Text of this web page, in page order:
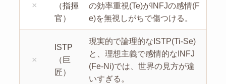
×
（指揮
官）
の効率重視(Te)がINFJの感情(F
e)を無視しがちで傷つける。
×
ISTP
（巨
匠）
現実的で論理的なISTP(Ti-Se)
と、理想主義で感情的なINFJ
(Fe-Ni)では、世界の見方が違
いすぎる。